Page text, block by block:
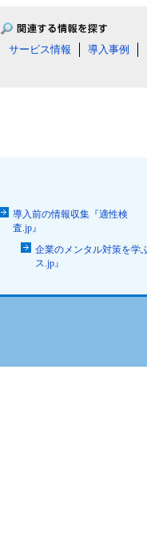
サービス情報 導入事例
導入前の情報収集『適性検
査.jp』
企業のメンタル対策を学
ス.jp』